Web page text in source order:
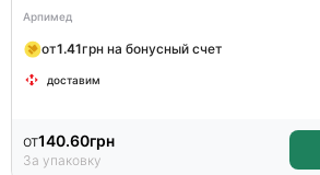
Арпимед
от1.41грн на бонусный счет
доставим
от140.60грн
За упаковку